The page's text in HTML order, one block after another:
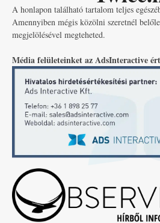
A honlapon található tartalom teljes
Amennyiben mégis közölni szeretnél
megjelölésével megteheted.
Média felületeinket az AdsInteractive